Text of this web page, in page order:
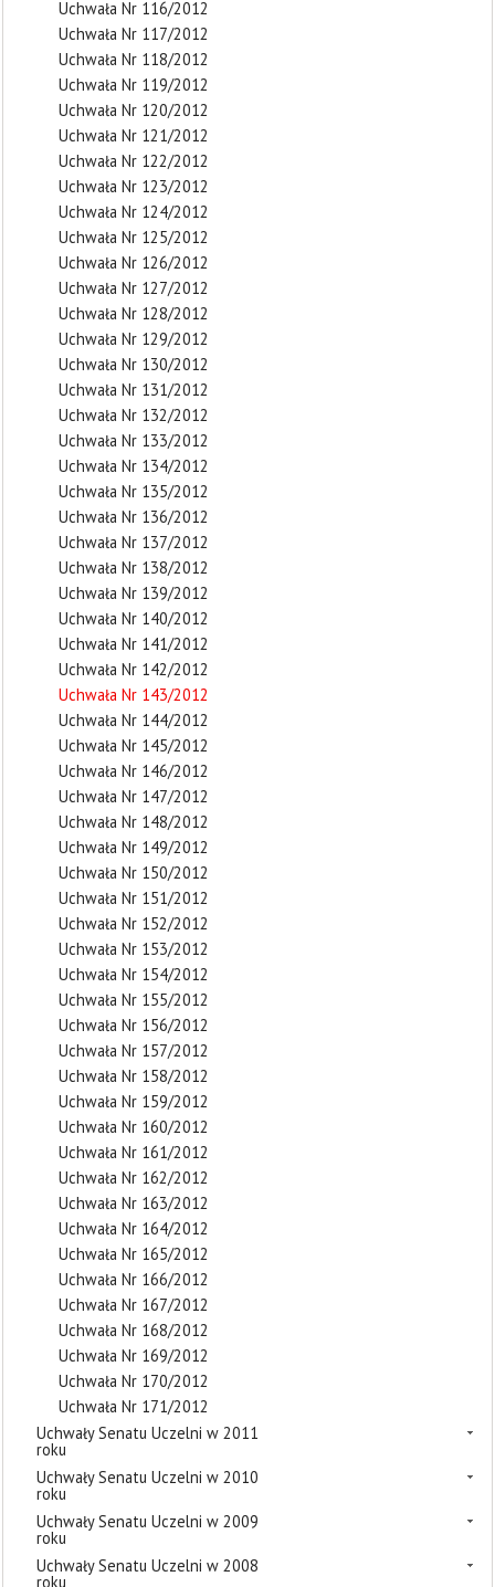
Uchwała Nr 116/2012
Uchwała Nr 117/2012
Uchwała Nr 118/2012
Uchwała Nr 119/2012
Uchwała Nr 120/2012
Uchwała Nr 121/2012
Uchwała Nr 122/2012
Uchwała Nr 123/2012
Uchwała Nr 124/2012
Uchwała Nr 125/2012
Uchwała Nr 126/2012
Uchwała Nr 127/2012
Uchwała Nr 128/2012
Uchwała Nr 129/2012
Uchwała Nr 130/2012
Uchwała Nr 131/2012
Uchwała Nr 132/2012
Uchwała Nr 133/2012
Uchwała Nr 134/2012
Uchwała Nr 135/2012
Uchwała Nr 136/2012
Uchwała Nr 137/2012
Uchwała Nr 138/2012
Uchwała Nr 139/2012
Uchwała Nr 140/2012
Uchwała Nr 141/2012
Uchwała Nr 142/2012
Uchwała Nr 143/2012
Uchwała Nr 144/2012
Uchwała Nr 145/2012
Uchwała Nr 146/2012
Uchwała Nr 147/2012
Uchwała Nr 148/2012
Uchwała Nr 149/2012
Uchwała Nr 150/2012
Uchwała Nr 151/2012
Uchwała Nr 152/2012
Uchwała Nr 153/2012
Uchwała Nr 154/2012
Uchwała Nr 155/2012
Uchwała Nr 156/2012
Uchwała Nr 157/2012
Uchwała Nr 158/2012
Uchwała Nr 159/2012
Uchwała Nr 160/2012
Uchwała Nr 161/2012
Uchwała Nr 162/2012
Uchwała Nr 163/2012
Uchwała Nr 164/2012
Uchwała Nr 165/2012
Uchwała Nr 166/2012
Uchwała Nr 167/2012
Uchwała Nr 168/2012
Uchwała Nr 169/2012
Uchwała Nr 170/2012
Uchwała Nr 171/2012
Uchwały Senatu Uczelni w 2011
roku
Uchwały Senatu Uczelni w 2010
roku
Uchwały Senatu Uczelni w 2009
roku
Uchwały Senatu Uczelni w 2008
roku